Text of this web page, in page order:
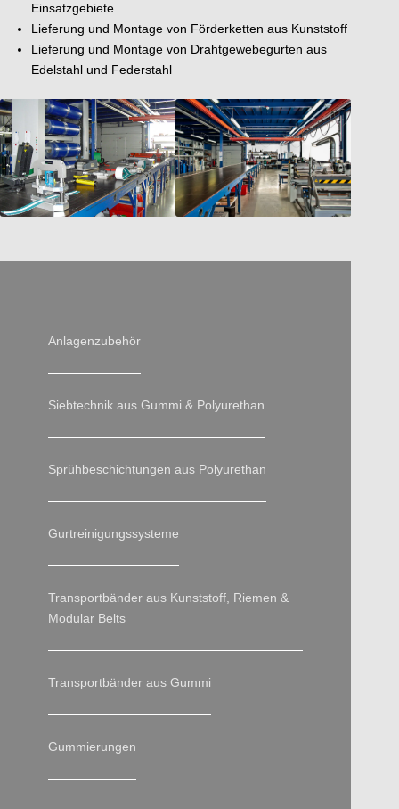
Einsatzgebiete
Lieferung und Montage von Förderketten aus Kunststoff
Lieferung und Montage von Drahtgewebegurten aus
Edelstahl und Federstahl
Anlagenzubehör
Siebtechnik aus Gummi & Polyurethan
Sprühbeschichtungen aus Polyurethan
Gurtreinigungssysteme
Transportbänder aus Kunststoff, Riemen &
Modular Belts
Transportbänder aus Gummi
Gummierungen